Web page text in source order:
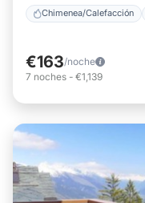
Chimenea/Calefacción
€163/noche
7 noches - €1,139